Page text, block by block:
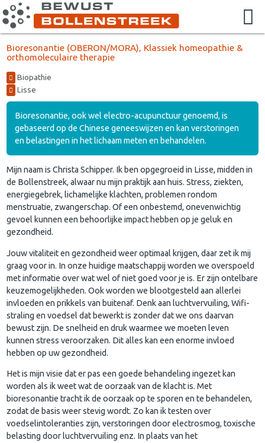
Bioresonantie (OBERON/MORA), Klassiek homeopathie &
orthomoleculaire therapie
Biopathie
Lisse
Bioresonantie, ook wel electro-acupunctuur genoemd, is
gebaseerd op de Chinese geneeswijzen en kan verstoringen
en belastingen in het lichaam meten en behandelen.
Mijn naam is Christa Schipper. Ik ben opgegroeid in Lisse, midden in
de Bollenstreek, alwaar nu mijn praktijk aan huis. Stress, ziekten,
energiegebrek, lichamelijke klachten, problemen rondom
menstruatie, zwangerschap. Of een onbestemd, onevenwichtig
gevoel kunnen een behoorlijke impact hebben op je geluk en
gezondheid.
Jouw vitaliteit en gezondheid weer optimaal krijgen, daar zet ik mij
graag voor in. In onze huidige maatschappij worden we overspoeld
met informatie over wat wel of niet goed voor je is. Er zijn ontelbare
keuzemogelijkheden. Ook worden we blootgesteld aan allerlei
invloeden en prikkels van buitenaf. Denk aan luchtvervuiling, Wifi-
straling en voedsel dat bewerkt is zonder dat we ons daarvan
bewust zijn. De snelheid en druk waarmee we moeten leven
kunnen stress veroorzaken. Dit alles kan een enorme invloed
hebben op uw gezondheid.
Het is mijn visie dat er pas een goede behandeling ingezet kan
worden als ik weet wat de oorzaak van de klacht is. Met
bioresonantie tracht ik de oorzaak op te sporen en te behandelen,
zodat de basis weer stevig wordt. Zo kan ik testen over
voedselintoleranties zijn, verstoringen door electrosmog, toxische
belasting door luchtvervuiling enz. In plaats van het